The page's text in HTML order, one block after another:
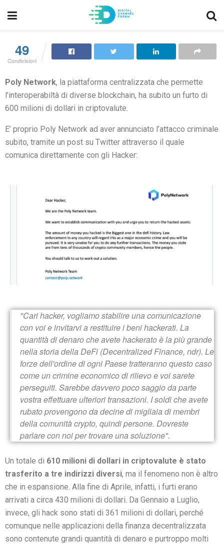
49
Condivisioni
Poly Network, la piattaforma centralizzata che permette
l’interoperabiltà di diverse blockchain, ha subito un furto di
600 milioni di dollari in criptovalute.
E’ proprio Poly Network ad aver annunciato l’attacco criminale
subito, tramite un post su Twitter attraverso il quale
comunica direttamente con gli Hacker:
"Cari hacker, vogliamo stabilire una comunicazione
con voi e invitarvi a restituire i beni hackerati. La
quantità di denaro che avete hackerato è la più grande
nella storia della DeFi (Decentralized Finance, ndr). Le
forze dell'ordine di ogni Paese tratteranno questo caso
come un crimine economico di rilievo e voi sarete
perseguiti. Sarebbe davvero poco saggio da parte
vostra effettuare ulteriori transazioni. I soldi che avete
rubato provengono da decine di migliaia di membri
della comunità crypto, quindi persone. Dovreste
parlare con noi per trovare una soluzione".
Un totale di 610 milioni di dollari in criptovalute è stato
trasferito a tre indirizzi diversi, ma il fenomeno non è altro
che in espansione. Alla fine di Aprile, infatti, i furti erano
arrivati a circa 430 milioni di dollari. Da Gennaio a Luglio,
invece, gli hack sono stati di 361 milioni di dollari, perché
comunque nelle applicazioni della finanza decentralizzata
sono contenute grandi quantità di denaro e purtroppo molti